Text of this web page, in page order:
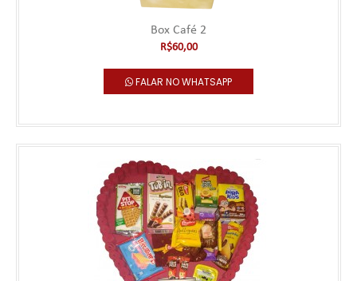
Box Café 2
***** Este produto deve ser pedido com no mínimo 1 hora de
antecedência para entregas no m..
R$60,00
Box Café 2
R$60,00
FALAR NO WHATSAPP